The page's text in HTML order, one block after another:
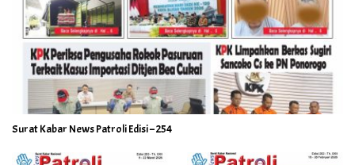
Surat Kabar News Patroli Edisi – 254